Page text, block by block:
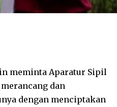
meminta Aparatur Sipil
dan
dengan menciptakan